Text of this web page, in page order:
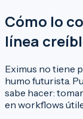
Cómo lo
línea
Eximus no tiene
humo futurista.
sabe hacer:
en workflows